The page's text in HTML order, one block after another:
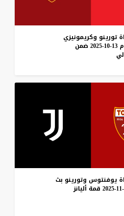
تورينو وكريمونيزي
13-10-2025
ضمن
يوفنتوس وتورينو بث
قمة أليانز